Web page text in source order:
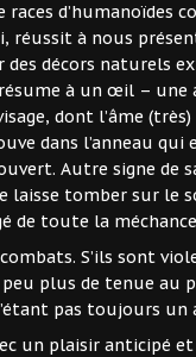
races d’humanoïdes
réussit à nous
des décors naturels
à un œil –
dont l’âme
dans l’anneau
Autre signe de
laisse tomber sur le
de toute la
S’ils sont
plus de tenue au
pas toujours un
un plaisir anticipé